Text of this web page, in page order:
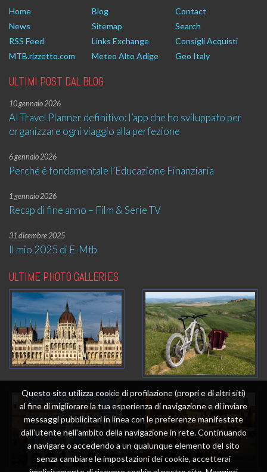
Home Blog
Contact
News
Sitemap
Search
RSS Feed
Links Exchange
Consigli Acquisti
MTB.rizzetto.com
Meteo Alto Adige Geo Italy
ULTIMI POST DAL BLOG
10 gennaio 2026
AI Travel Planner definitivo: l’app che ho sviluppato per
organizzare ogni viaggio alla perfezione
6 gennaio 2026
Perché è fondamentale l’Educazione Finanziaria
1 gennaio 2026
Recap di fine anno – Film & Serie TV
31 dicembre 2025
Il mio 2025 di E-Mtb
ULTIME PHOTO GALLERIES
Questo sito utilizza cookie di profilazione (propri e di altri siti)
al fine di migliorare la tua esperienza di navigazione e di inviare
messaggi pubblicitari in linea con le preferenze manifestate
dall'utente nell'ambito della navigazione in rete. Continuando
a navigare o accedendo a un qualunque elemento del sito
senza cambiare le impostazioni dei cookie, accetterai